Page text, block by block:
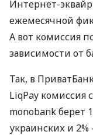
Интернет-
ежемесячной
А вот комиссия
зависимости от
Так, в
LiqPay комиссия
monobank берет
украинских и 2%